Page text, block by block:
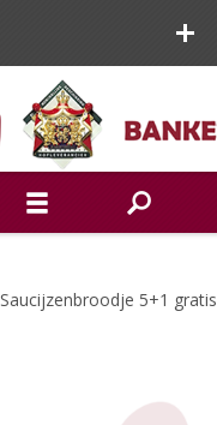
Saucijzenbroodje 5+1 gratis